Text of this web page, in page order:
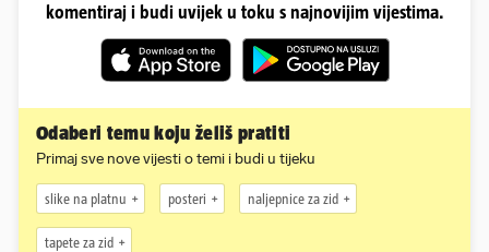
komentiraj i budi uvijek u toku s najnovijim vijestima.
Odaberi temu koju želiš pratiti
Primaj sve nove vijesti o temi i budi u tijeku
slike na platnu posteri naljepnice za zid
tapete za zid